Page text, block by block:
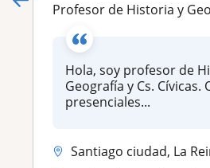
Profesor de Historia y
Hola, soy profesor de
Geografía y Cs. Cívicas.
presenciales...
Santiago ciudad, La Reina, Ñuñoa,